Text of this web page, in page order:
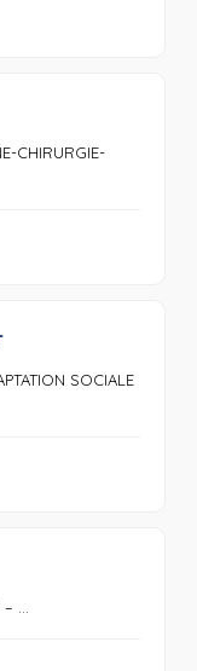
CHIRURGIE-
SOCIALE
...